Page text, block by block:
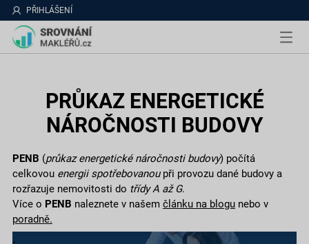
PŘIHLÁŠENÍ
PRŮKAZ ENERGETICKÉ
NÁROČNOSTI BUDOVY
PENB (průkaz energetické náročnosti budovy) počítá
celkovou energii spotřebovanoupři provozu dané budovy a
rozřazuje nemovitosti do třídy A až G.
Více o PENB naleznete v našem článku na blogunebo v
poradně.